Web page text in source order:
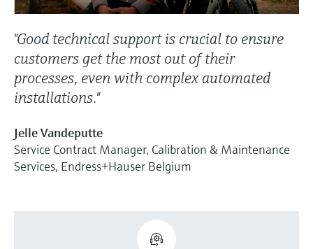
"Good technical support is crucial to ensure
customers get the most out of their
processes, even with complex automated
installations."
Jelle Vandeputte
Service Contract Manager, Calibration & Maintenance
Services, Endress+Hauser Belgium